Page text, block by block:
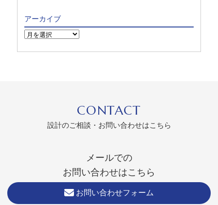
アーカイブ
CONTACT
設計のご相談・お問い合わせはこちら
メールでの
お問い合わせはこちら
お問い合わせフォーム